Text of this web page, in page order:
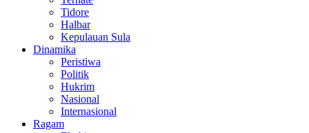
Tidore
Halbar
Kepulauan Sula
Dinamika
Peristiwa
Politik
Hukrim
Nasional
Internasional
Ragam